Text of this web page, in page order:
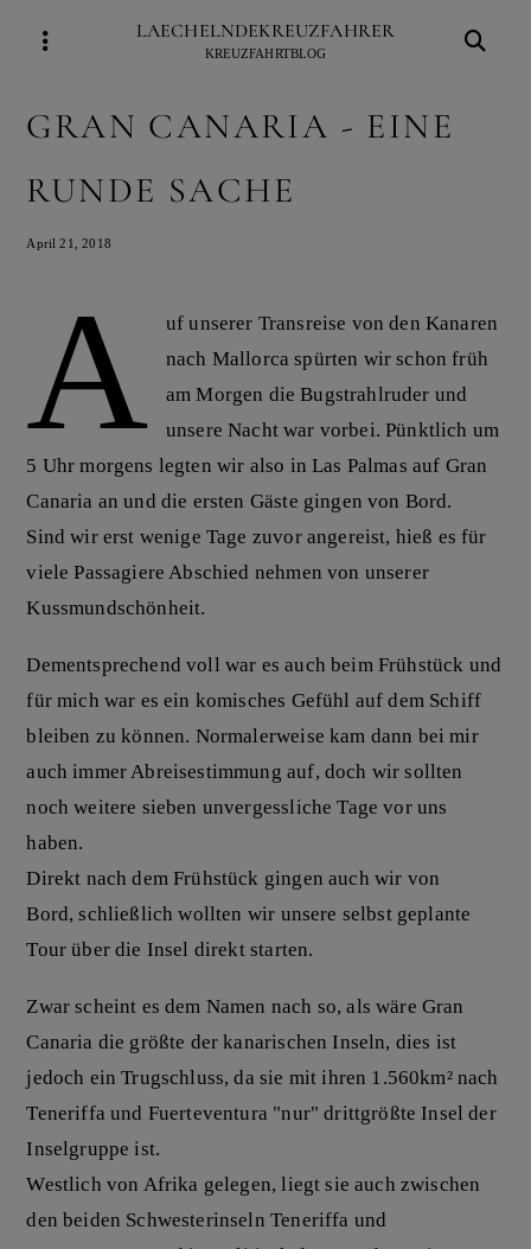
LAECHELNDEKREUZFAHRER
KREUZFAHRTBLOG
GRAN CANARIA - EINE
RUNDE SACHE
April 21, 2018
A
uf unserer Transreise von den Kanaren
nach Mallorca spürten wir schon früh
am Morgen die Bugstrahlruder und
unsere Nacht war vorbei. Pünktlich um
5 Uhr morgens legten wir also in Las Palmas auf Gran
Canaria an und die ersten Gäste gingen von Bord.
Sind wir erst wenige Tage zuvor angereist, hieß es für
viele Passagiere Abschied nehmen von unserer
Kussmundschönheit.
Dementsprechend voll war es auch beim Frühstück und
für mich war es ein komisches Gefühl auf dem Schiff
bleiben zu können. Normalerweise kam dann bei mir
auch immer Abreisestimmung auf, doch wir sollten
noch weitere sieben unvergessliche Tage vor uns
haben.
Direkt nach dem Frühstück gingen auch wir von
Bord, schließlich wollten wir unsere selbst geplante
Tour über die Insel direkt starten.
Zwar scheint es dem Namen nach so, als wäre Gran
Canaria die größte der kanarischen Inseln, dies ist
jedoch ein Trugschluss, da sie mit ihren 1.560km² nach
Teneriffa und Fuerteventura "nur" drittgrößte Insel der
Inselgruppe ist.
Westlich von Afrika gelegen, liegt sie auch zwischen
den beiden Schwesterinseln Teneriffa und